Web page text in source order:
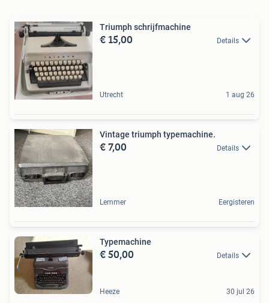
Triumph schrijfmachine
€ 15,00 Details
Utrecht 1 aug 26
Vintage triumph typemachine.
€ 7,00 Details
Lemmer Eergisteren
Typemachine
€ 50,00 Details
Heeze 30 jul 26